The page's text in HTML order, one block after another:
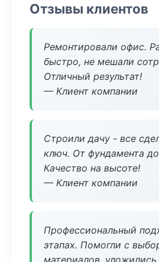
Отзывы клиентов
Ремонтировали офис.
быстро, не мешали
Отличный результат!
— Клиент компании
Строили дачу - все
ключ. От фундамента
Качество на высоте!
— Клиент компании
Профессиональный
этапах. Помогли с
материалов,